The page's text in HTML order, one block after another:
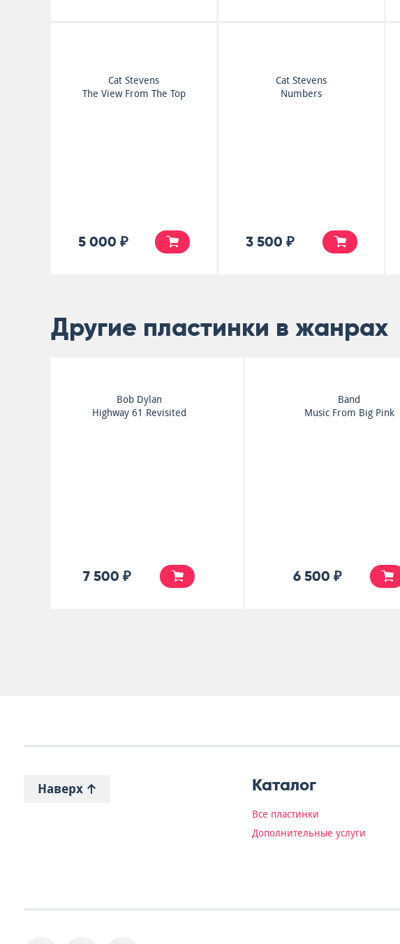
Cat Stevens
The View From The Top
5 000 ₽
Cat Stevens
Numbers
3 500 ₽
Другие пластинки в жанрах
Amazing Blondel
England
4 500 ₽
Steeleye Span
Ten Man Mop Or
5 500 ₽
Наверх Каталог
Все пластинки
Дополнительные услуги